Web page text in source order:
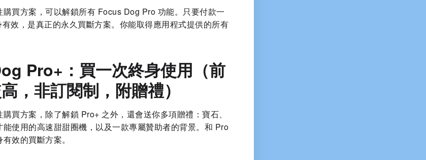
購買方案，可以解鎖所有 Focus Dog Pro 功能。只要付款一
效，是真正的永久買斷方案。你能取得應用程式提供的所有
Pro+：買一次終身使用（前
，非訂閱制，附贈禮）
買方案，除了解鎖 Pro+ 之外，還會送你多項贈禮：寶石、
能使用的高速甜甜圈機，以及一款專屬贊助者的背景。和 Pro
效的買斷方案。